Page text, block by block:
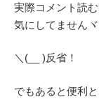
実際コメント読
気にしてません
＼(__ )反省！
でもあると便利